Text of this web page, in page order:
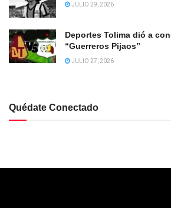
JULIO 29, 2026
Deportes Tolima dió a
“Guerreros Pijaos”
JULIO 27, 2026
Quédate Conectado